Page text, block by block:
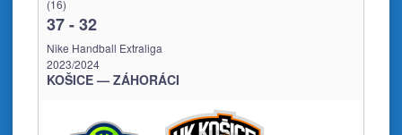
(16)
37-32
Nike Handball Extraliga
2023/2024
KOŠICE — ZÁHORÁCI